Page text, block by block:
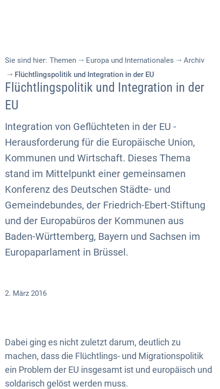
Sie sind hier: Themen Europa und Internationales
Archiv
Flüchtlingspolitik und Integration in der EU
Flüchtlingspolitik und Integration in der
EU
Integration von Geflüchteten in der EU -
Herausforderung für die Europäische Union,
Kommunen und Wirtschaft. Dieses Thema
stand im Mittelpunkt einer gemeinsamen
Konferenz des Deutschen Städte- und
Gemeindebundes, der Friedrich-Ebert-Stiftung
und der Europabüros der Kommunen aus
Baden-Württemberg, Bayern und Sachsen im
Europaparlament in Brüssel.
2. März 2016
Dabei ging es nicht zuletzt darum, deutlich zu
machen, dass die Flüchtlings- und Migrationspolitik
ein Problem der EU insgesamt ist und europäisch und
soldarisch gelöst werden muss.